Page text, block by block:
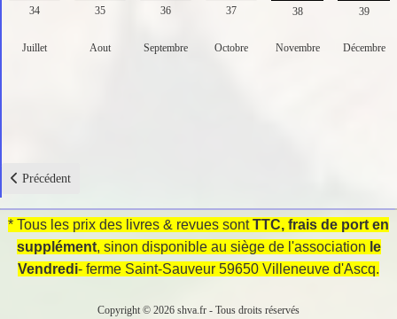
34 35 36 37 38 39
Juillet Aout Septembre Octobre Novembre Décembre
Article précédent : 2- Barrières Ouvertes
Précédent
* Tous les prix des livres & revues sontTTC, frais de port en
supplément, sinon disponible au siège de l'association le
Vendredi- ferme Saint-Sauveur 59650 Villeneuve d'Ascq.
Copyright © 2026 shva.fr - Tous droits réservés